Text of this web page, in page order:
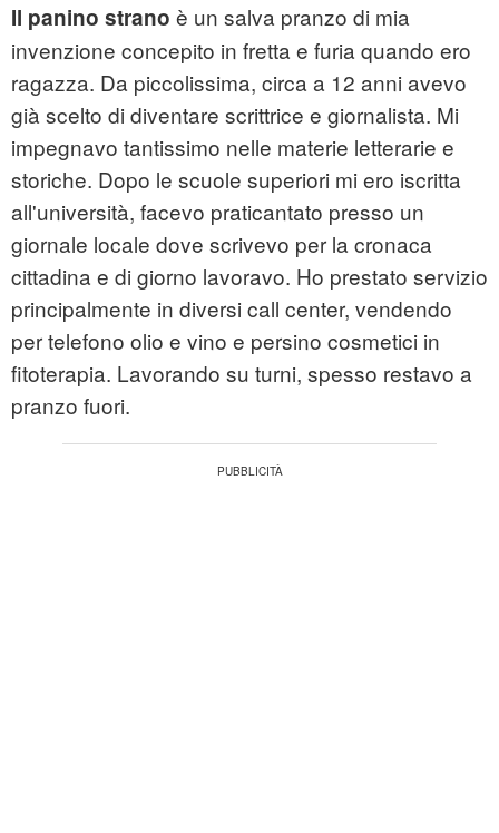
Il panino strano è un salva pranzo di mia
invenzione concepito in fretta e furia quando ero
ragazza. Da piccolissima, circa a 12 anni avevo
già scelto di diventare scrittrice e giornalista. Mi
impegnavo tantissimo nelle materie letterarie e
storiche. Dopo le scuole superiori mi ero iscritta
all'università, facevo praticantato presso un
giornale locale dove scrivevo per la cronaca
cittadina e di giorno lavoravo. Ho prestato servizio
principalmente in diversi call center, vendendo
per telefono olio e vino e persino cosmetici in
fitoterapia. Lavorando su turni, spesso restavo a
pranzo fuori.